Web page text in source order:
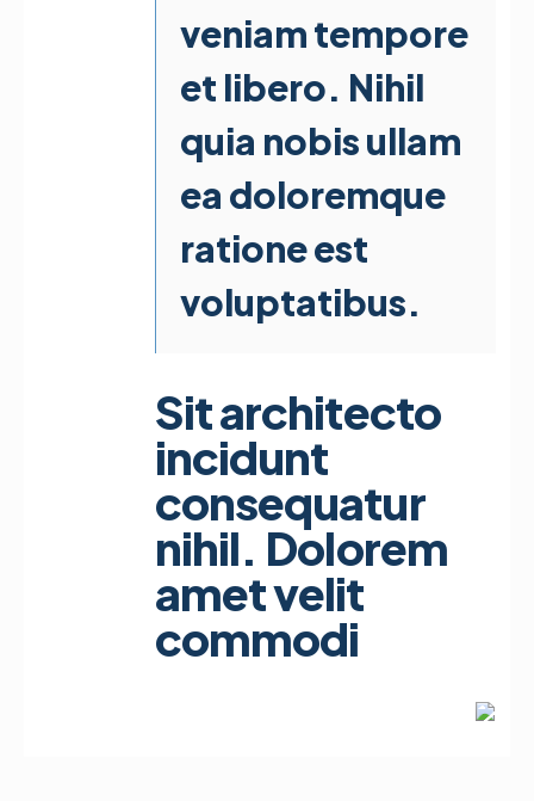
veniam tempore
et libero. Nihil
quia nobis ullam
ea doloremque
ratione est
voluptatibus.
Sit architecto
incidunt
consequatur
nihil. Dolorem
amet velit
commodi